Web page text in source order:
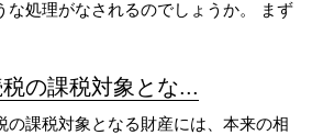
な処理がなされるのでしょうか。 まず
の課税対象とな...
の課税対象となる財産には、本来の相